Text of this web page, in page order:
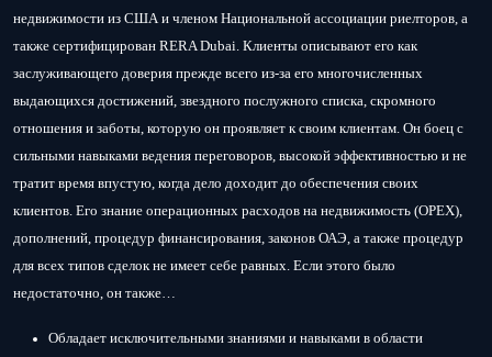
недвижимости из США и членом Национальной ассоциации риелторов, а
также сертифицирован RERA Dubai. Клиенты описывают его как
заслуживающего доверия прежде всего из-за его многочисленных
выдающихся достижений, звездного послужного списка, скромного
отношения и заботы, которую он проявляет к своим клиентам. Он боец ​​с
сильными навыками ведения переговоров, высокой эффективностью и не
тратит время впустую, когда дело доходит до обеспечения своих
клиентов. Его знание операционных расходов на недвижимость (OPEX),
дополнений, процедур финансирования, законов ОАЭ, а также процедур
для всех типов сделок не имеет себе равных. Если этого было
недостаточно, он также…
Обладает исключительными знаниями и навыками в области